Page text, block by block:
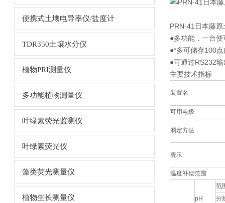
便携式土壤电导率仪/盐度计
TDR350土壤水分仪
植物PRI测量仪
多功能植物测量仪
叶绿素荧光监测仪
叶绿素荧光仪
藻类荧光测量仪
植物生长测量仪
PRN-41日本藤
●多功能，一台
●*多可储存100
●可通过RS232
主要技术指标
装置名
可用电极
測定方法
表示
温度补偿范围
pH
范
分